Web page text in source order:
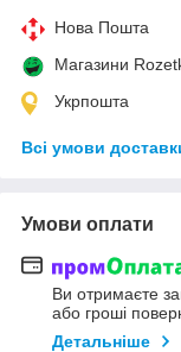
Нова Пошта
Магазини
Укрпошта
Всі умови
Умови оплати
Ви отримаєте
або гроші
Детальніше